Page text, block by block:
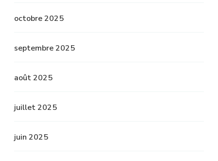
octobre 2025
septembre 2025
août 2025
juillet 2025
juin 2025